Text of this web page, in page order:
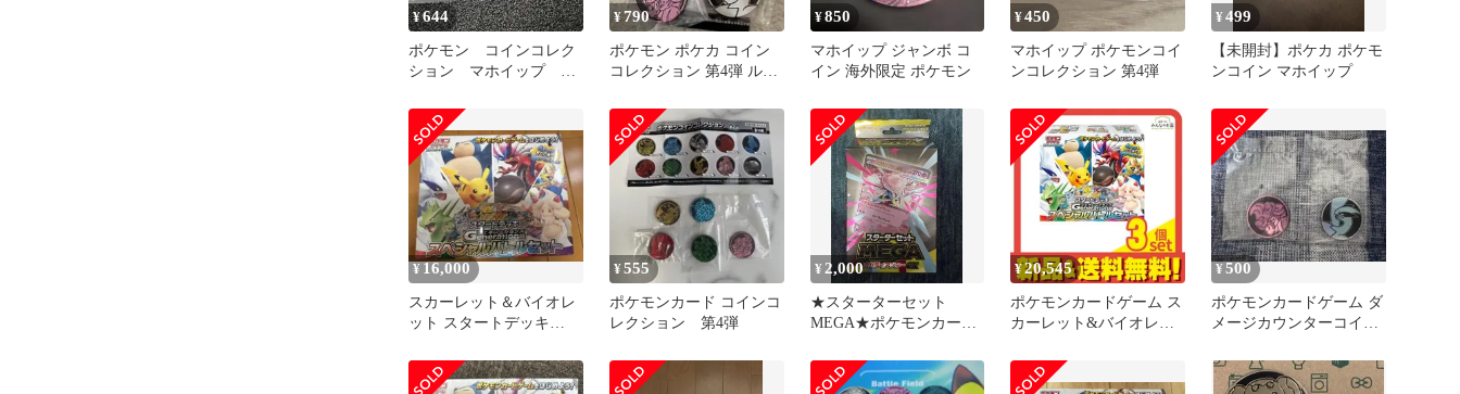
¥644
ポケモン コインコレク
ション マホイップ バ
¥790
ポケモン ポケカ コイン
コレクション 第4弾 ルギ
¥850
マホイップ ジャンボ コ
イン 海外限定 ポケモン
¥450
マホイップ ポケモンコイ
ンコレクション 第4弾
¥499
【未開封】ポケカ ポケモ
ンコイン マホイップ
¥ 16,000
スカーレット＆バイオレ
ット スタートデッキ
バ…
¥555
ポケモンカード コインコ
レクション 第4弾
¥ 2,000
★スターターセット
MEGA★ポケモンカード
ーex★新品
¥20,545
ポケモンカードゲーム ス
カーレット&バイオレッ
Generations スペシャルバ
トルセット 1組入 3個セ
¥500
ポケモンカードゲーム ダ
メージカウンターコイン